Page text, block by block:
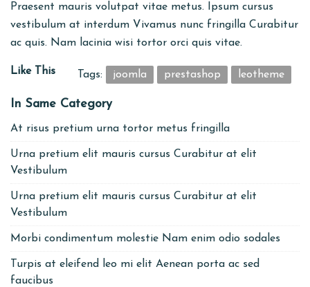
Praesent mauris volutpat vitae metus. Ipsum cursus
vestibulum at interdum Vivamus nunc fringilla Curabitur
ac quis. Nam lacinia wisi tortor orci quis vitae.
Like This Tags: joomla prestashop leotheme
In Same Category
At risus pretium urna tortor metus fringilla
Urna pretium elit mauris cursus Curabitur at elit
Vestibulum
Urna pretium elit mauris cursus Curabitur at elit
Vestibulum
Morbi condimentum molestie Nam enim odio sodales
Turpis at eleifend leo mi elit Aenean porta ac sed
faucibus